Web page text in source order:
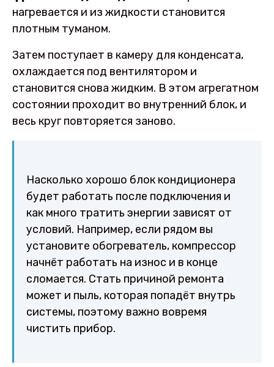
нагревается и из жидкости становится
плотным туманом.
Затем поступает в камеру для конденсата,
охлаждается под вентилятором и
становится снова жидким. В этом агрегатном
состоянии проходит во внутренний блок, и
весь круг повторяется заново.
Насколько хорошо блок кондиционера
будет работать после подключения и
как много тратить энергии зависят от
условий. Например, если рядом вы
установите обогреватель, компрессор
начнёт работать на износ и в конце
сломается. Стать причиной ремонта
может и пыль, которая попадёт внутрь
системы, поэтому важно вовремя
чистить прибор.